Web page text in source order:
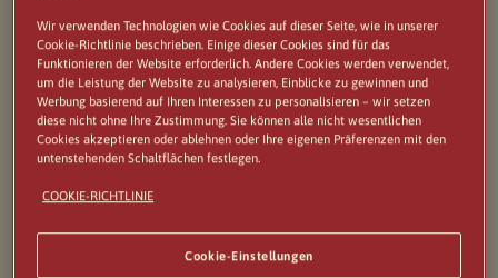
Ergebnis eines Produktionsprozesses, der seit 1859
so gut wie gleich geblieben ist.
Für die Herstellung von Birra Moretti werden die
besten Rohstoffe verwendet, sowie eine spezielle
Mischung aus hochwertigem Hopfen, die ihm einen
einzigartigen Geschmack und ein ganz spezielles
Aroma verleiht und seinen perfekt ausgewogenen
Wir verwenden Technologien wie Cookies auf dieser Seite, wie in unserer
Cookie-Richtlinie beschrieben. Einige dieser Cookies sind für das
Funktionieren der Website erforderlich. Andere Cookies werden verwendet,
um die Leistung der Website zu analysieren, Einblicke zu gewinnen und
Werbung basierend auf Ihren Interessen zu personalisieren – wir setzen
diese nicht ohne Ihre Zustimmung. Sie können alle nicht wesentlichen
Cookies akzeptieren oder ablehnen oder Ihre eigenen Präferenzen mit den
untenstehenden Schaltflächen festlegen.
COOKIE-RICHTLINIE
Cookie-Einstellungen